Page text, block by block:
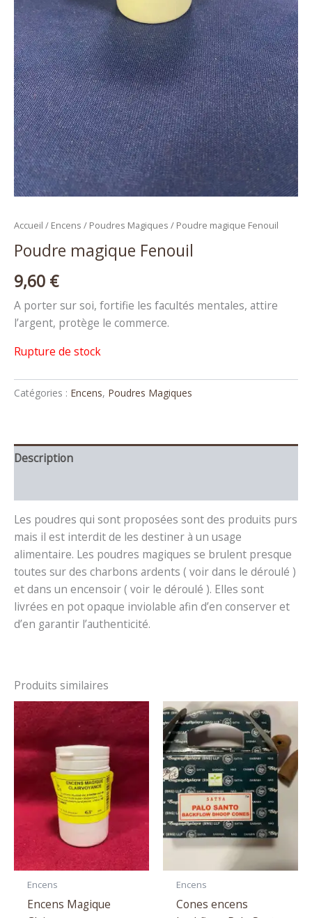
Accueil / Encens / Poudres Magiques / Poudre magique Fenouil
Poudre magique Fenouil
9,60 €
A porter sur soi, fortifie les facultés mentales, attire
l’argent, protège le commerce.
Rupture de stock
Catégories : Encens, Poudres Magiques
Description
Les poudres qui sont proposées sont des produits purs
mais il est interdit de les destiner à un usage
alimentaire. Les poudres magiques se brulent presque
toutes sur des charbons ardents ( voir dans le déroulé )
et dans un encensoir ( voir le déroulé ). Elles sont
livrées en pot opaque inviolable afin d’en conserver et
d’en garantir l’authenticité.
Produits similaires
Encens
Encens Magique
Encens
Cones encens